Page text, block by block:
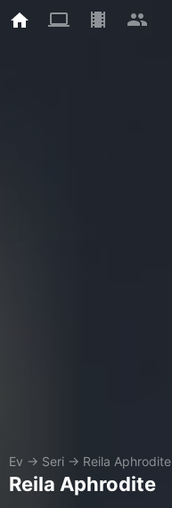
Ev → Seri → Reila Aphrodite
Reila Aphrodite